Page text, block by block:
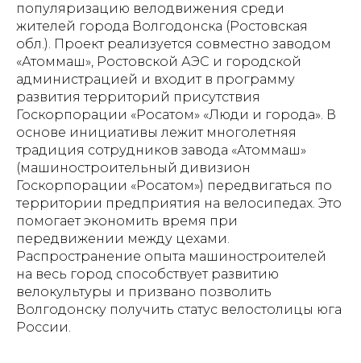
популяризацию велодвижения среди
жителей города Волгодонска (Ростовская
обл.). Проект реализуется совместно заводом
«Атоммаш», Ростовской АЭС и городской
администрацией и входит в программу
развития территорий присутствия
Госкорпорации «Росатом» «Люди и города». В
основе инициативы лежит многолетняя
традиция сотрудников завода «Атоммаш»
(машиностроительный дивизион
Госкорпорации «Росатом») передвигаться по
территории предприятия на велосипедах. Это
помогает экономить время при
передвижении между цехами.
Распространение опыта машиностроителей
на весь город способствует развитию
велокультуры и призвано позволить
Волгодонску получить статус велостолицы юга
России.